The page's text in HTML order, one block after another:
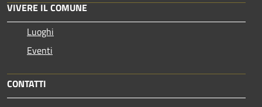
VIVERE IL COMUNE
Luoghi
Eventi
CONTATTI